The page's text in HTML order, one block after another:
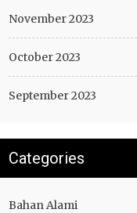
November 2023
October 2023
September 2023
Categories
Bahan Alami